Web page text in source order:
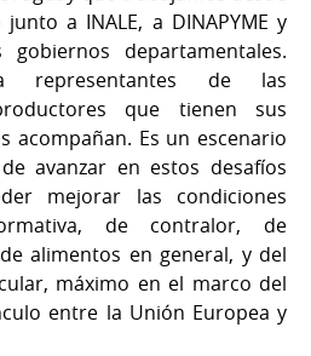
a INALE, a DINAPYME y
gobiernos departamentales.
representantes de las
que tienen sus
acompañan. Es un escenario
avanzar en estos desafíos
mejorar las condiciones
de contralor, de
alimentos en general, y del
máximo en el marco del
entre la Unión Europea y